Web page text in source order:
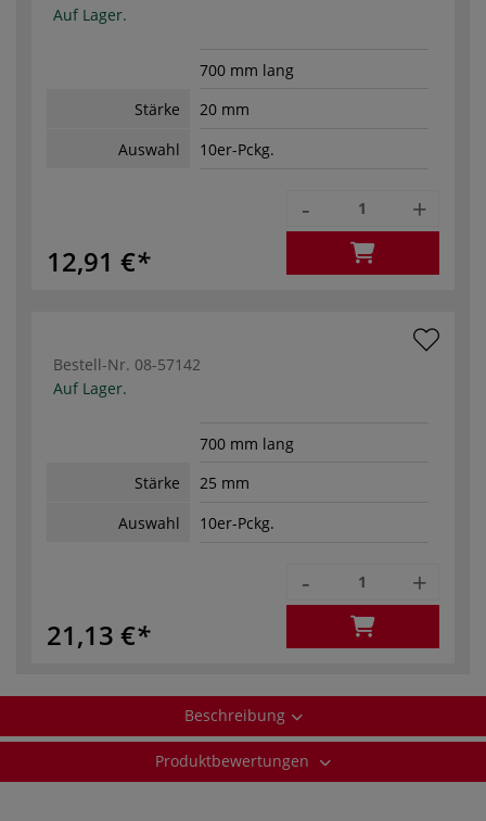
Auf Lager.
700 mm lang
Stärke
20 mm
Auswahl
10er-Pckg.
12,91 €
- +
Bestell-Nr. 08-57142
Auf Lager.
700 mm lang
Stärke
25 mm
Auswahl
10er-Pckg.
21,13 €
- +
Beschreibung
Produktbewertungen